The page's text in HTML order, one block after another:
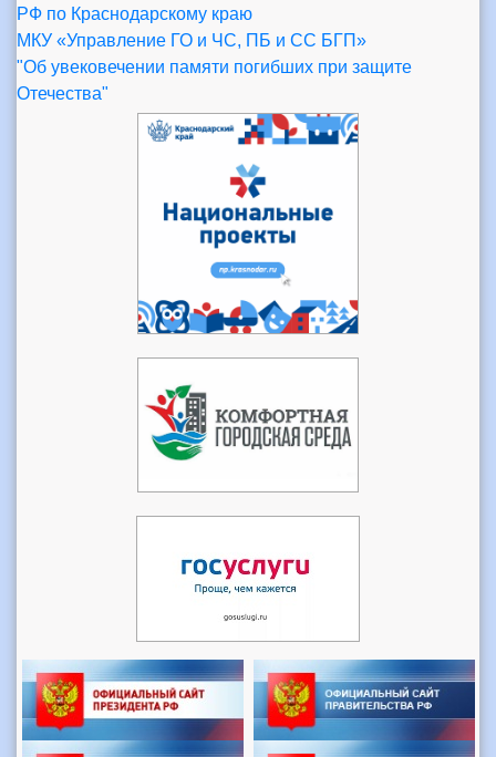
РФ по Краснодарскому краю
МКУ «Управление ГО и ЧС, ПБ и СС БГП»
"Об увековечении памяти погибших при защите
Отечества"